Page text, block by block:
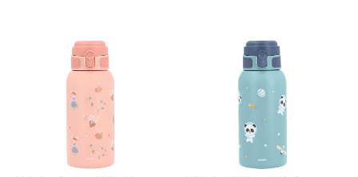
VER PRODUCTO VER PRODUCTO